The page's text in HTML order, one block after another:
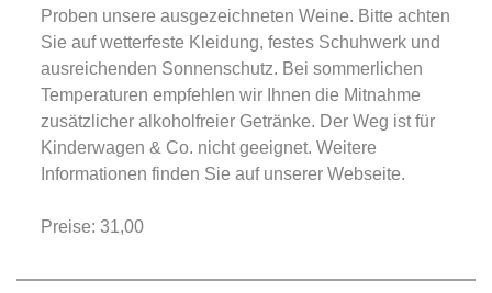
Proben unsere ausgezeichneten Weine. Bitte achten
Sie auf wetterfeste Kleidung, festes Schuhwerk und
ausreichenden Sonnenschutz. Bei sommerlichen
Temperaturen empfehlen wir Ihnen die Mitnahme
zusätzlicher alkoholfreier Getränke. Der Weg ist für
Kinderwagen & Co. nicht geeignet. Weitere
Informationen finden Sie auf unserer Webseite.
Preise: 31,00